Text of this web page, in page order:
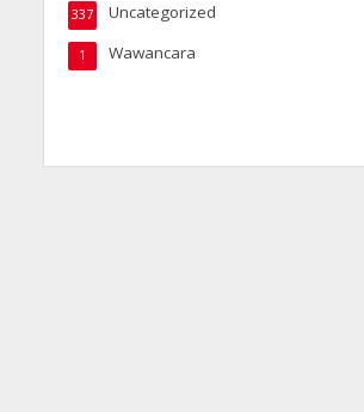
Uncategorized
337
Wawancara
1